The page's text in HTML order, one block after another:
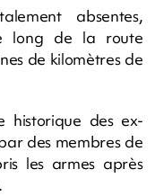
absentes,
long de la route
de kilomètres de
historique des ex-
des membres de
les armes après